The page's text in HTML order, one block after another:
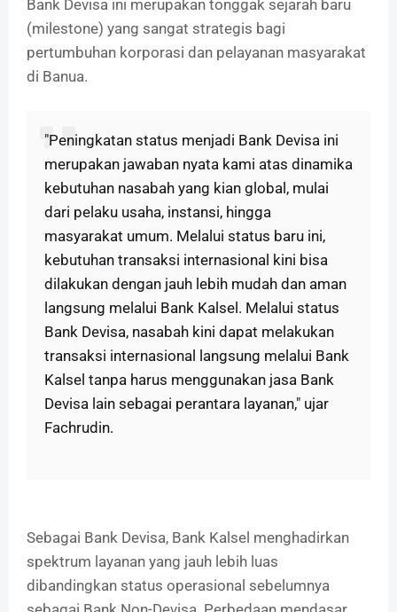
Bank Devisa ini merupakan tonggak sejarah baru
(milestone) yang sangat strategis bagi
pertumbuhan korporasi dan pelayanan masyarakat
di Banua.
"Peningkatan status menjadi Bank Devisa ini
merupakan jawaban nyata kami atas dinamika
kebutuhan nasabah yang kian global, mulai
dari pelaku usaha, instansi, hingga
masyarakat umum. Melalui status baru ini,
kebutuhan transaksi internasional kini bisa
dilakukan dengan jauh lebih mudah dan aman
langsung melalui Bank Kalsel. Melalui status
Bank Devisa, nasabah kini dapat melakukan
transaksi internasional langsung melalui Bank
Kalsel tanpa harus menggunakan jasa Bank
Devisa lain sebagai perantara layanan," ujar
Fachrudin.
Sebagai Bank Devisa, Bank Kalsel menghadirkan
spektrum layanan yang jauh lebih luas
dibandingkan status operasional sebelumnya